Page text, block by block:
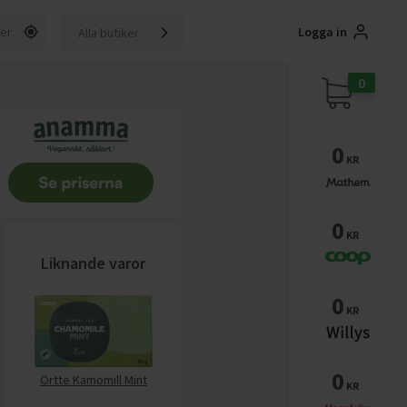
Alla butiker Logga in
Liknande varor
Örtte Kamomill Mint
0
0 KR
0 KR
0 KR
0 KR